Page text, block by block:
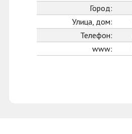
Город:
Улица, дом:
Телефон:
www: